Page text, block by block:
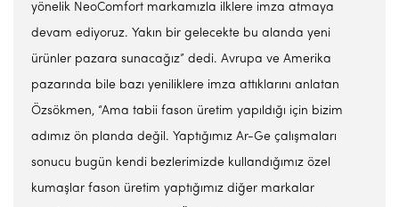
yönelik NeoComfort markamızla ilklere imza atmaya
devam ediyoruz. Yakın bir gelecekte bu alanda yeni
ürünler pazara sunacağız” dedi. Avrupa ve Amerika
pazarında bile bazı yeniliklere imza attıklarını anlatan
Özsökmen, “Ama tabii fason üretim yapıldığı için bizim
adımız ön planda değil. Yaptığımız Ar-Ge çalışmaları
sonucu bugün kendi bezlerimizde kullandığımız özel
kumaşlar fason üretim yaptığımız diğer markalar